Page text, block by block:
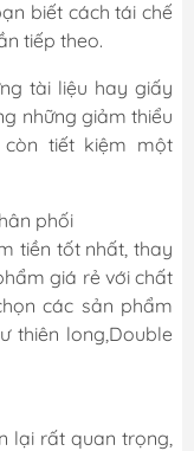
biết cách tái chế
tiếp theo.
tài liệu hay giấy
những giảm thiểu
tiết kiệm một
phối
tiền tốt nhất, thay
giá rẻ với chất
các sản phẩm
thiên long,Double
lại rất quan trọng,